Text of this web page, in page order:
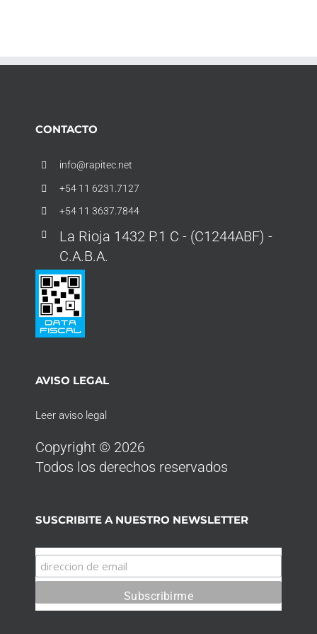
CONTACTO
info@rapitec.net
+54 11 6231.7127
+54 11 3637.7844
La Rioja 1432 P.1 C - (C1244ABF) -
C.A.B.A.
AVISO LEGAL
Leer aviso legal
Copyright © 2026
Todos los derechos reservados
SUSCRIBITE A NUESTRO NEWSLETTER